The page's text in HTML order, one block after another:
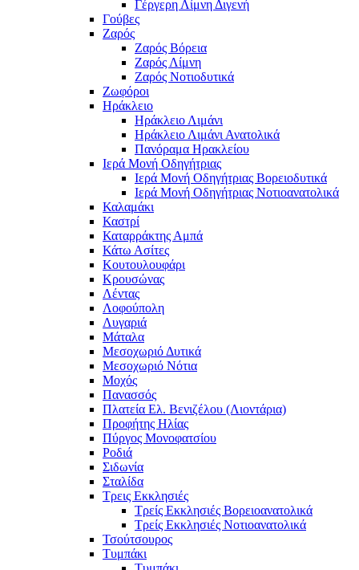
Γέργερη Λίμνη Διγενή
Γούβες
Ζαρός
Ζαρός Βόρεια
Ζαρός Λίμνη
Ζαρός Νοτιοδυτικά
Ζωφόροι
Ηράκλειο
Ηράκλειο Λιμάνι
Ηράκλειο Λιμάνι Ανατολικά
Πανόραμα Ηρακλείου
Ιερά Μονή Οδηγήτριας
Ιερά Μονή Οδηγήτριας Βορειοδυτικά
Ιερά Μονή Οδηγήτριας Νοτιοανατολικά
Καλαμάκι
Καστρί
Καταρράκτης Αμπά
Κάτω Ασίτες
Κουτουλουφάρι
Κρουσώνας
Λέντας
Λοφούπολη
Λυγαριά
Μάταλα
Μεσοχωριό Δυτικά
Μεσοχωριό Νότια
Μοχός
Πανασσός
Πλατεία Ελ. Βενιζέλου (Λιοντάρια)
Προφήτης Ηλίας
Πύργος Μονοφατσίου
Ροδιά
Σιδωνία
Σταλίδα
Τρεις Εκκλησιές
Τρείς Εκκλησιές Βορειοανατολικά
Τρείς Εκκλησιές Νοτιοανατολικά
Τσούτσουρος
Τυμπάκι